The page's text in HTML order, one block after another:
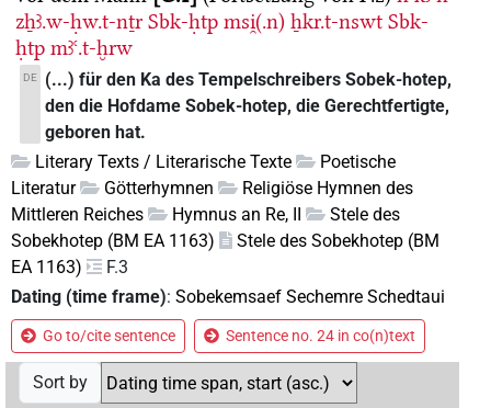
zẖꜣ.w-ḥw.t-nṯr Sbk-ḥtp msi̯(.n) ẖkr.t-nswt Sbk-
ḥtp mꜣꜥ.t-ḫrw
DE
(...) für den Ka des Tempelschreibers Sobek-hotep,
den die Hofdame Sobek-hotep, die Gerechtfertigte,
geboren hat.
Literary Texts / Literarische Texte
Poetische
Literatur
Götterhymnen
Religiöse Hymnen des
Mittleren Reiches
Hymnus an Re, II
Stele des
Sobekhotep (BM EA 1163)
Stele des Sobekhotep (BM
EA 1163)
F.3
Dating (time frame): Sobekemsaef Sechemre Schedtaui
Go to/cite sentence Sentence no. 24 in co(n)text
Sort by